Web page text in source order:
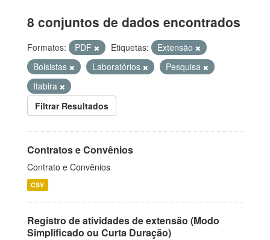
8 conjuntos de dados encontrados
Formatos: PDF Etiquetas:
Extensão
Bolsistas
Laboratórios
Pesquisa
Itabira
Filtrar Resultados
Contratos e Convênios
Contrato e Convênios
CSV
Registro de atividades de extensão (Modo
Simplificado ou Curta Duração)